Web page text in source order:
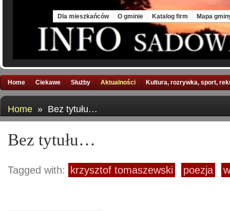
Dla mieszkańców O gminie Katalog firm Mapa
Home Ciekawe Służby Aktualności Kultura, rozrywka, sport,
Home » Bez tytułu…
Bez tytułu…
Tagged with: krzysztof tomaszewski poezja